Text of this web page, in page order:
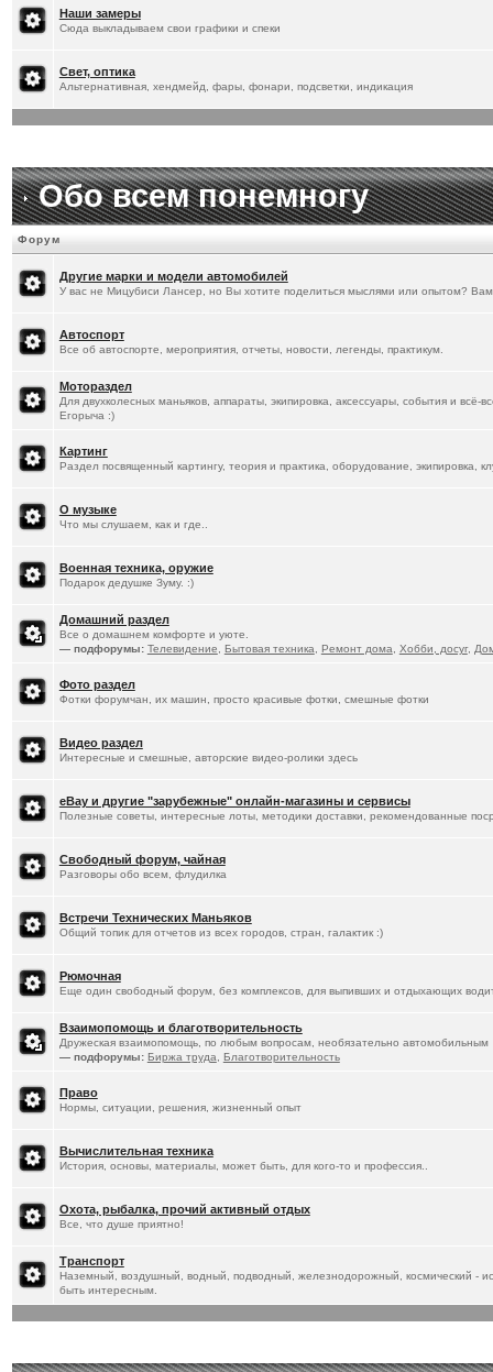
[20.1.2026]Titus:
Наши замеры
Сюда выкладываем свои графики и спеки
Свет, оптика
Альтернативная, хендмейд, фары, фонари, подсветки, индикация
Обо всем понемногу
Форум
Другие марки и модели автомобилей
У вас не Мицубиси Лансер, но Вы хотите поделиться мыслями или опытом?
Автоспорт
Все об автоспорте, мероприятия, отчеты, новости, легенды, практикум.
Мотораздел
Для двухколесных маньяков, аппараты, экипировка, аксессуары, события и всё-
Егорыча :)
Картинг
Раздел посвященный картингу, теория и практика, оборудование, экипировка,
О музыке
Что мы слушаем, как и где..
Военная техника, оружие
Подарок дедушке Зуму. :)
Домашний раздел
Все о домашнем комфорте и уюте.
— подфорумы: Телевидение Бытовая техника Ремонт дома Хобби, досуг,
Фото раздел
Фотки форумчан, их машин, просто красивые фотки, смешные фотки
Видео раздел
Интересные и смешные, авторские видео-ролики здесь
eBay и другие "зарубежные" онлайн-магазины и сервисы
Полезные советы, интересные лоты, методики доставки, рекомендованные
Свободный форум, чайная
Разговоры обо всем, флудилка
Встречи Технических Маньяков
Общий топик для отчетов из всех городов, стран, галактик :)
Рюмочная
Еще один свободный форум, без комплексов, для выпивших и отдыхающих
Взаимопомощь и благотворительность
Дружеская взаимопомощь, по любым вопросам, необязательно автомобильным
— подфорумы: Биржа труда Благотворительность
Право
Нормы, ситуации, решения, жизненный опыт
Вычислительная техника
История, основы, материалы, может быть, для кого-то и профессия..
Охота, рыбалка, прочий активный отдых
Все, что душе приятно!
Транспорт
Наземный, воздушный, водный, подводный, железнодорожный, космический -
быть интересным.